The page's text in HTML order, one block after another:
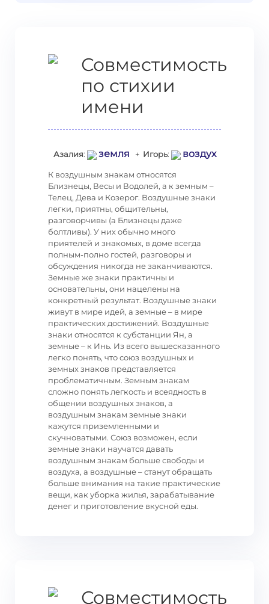
Совместимость
по стихии
имени
Азалия: земля + Игорь: воздух
К воздушным знакам относятся
Близнецы, Весы и Водолей, а к земным –
Телец, Дева и Козерог. Воздушные знаки
легки, приятны, общительны,
разговорчивы (а Близнецы даже
болтливы). У них обычно много
приятелей и знакомых, в доме всегда
полным-полно гостей, разговоры и
обсуждения никогда не заканчиваются.
Земные же знаки практичны и
основательны, они нацелены на
конкретный результат. Воздушные знаки
живут в мире идей, а земные – в мире
практических достижений. Воздушные
знаки относятся к субстанции Ян, а
земные – к Инь. Из всего вышесказанного
легко понять, что союз воздушных и
земных знаков представляется
проблематичным. Земным знакам
сложно понять легкость и всеядность в
общении воздушных знаков, а
воздушным знакам земные знаки
кажутся приземленными и
скучноватыми. Союз возможен, если
земные знаки научатся давать
воздушным знакам больше свободы и
воздуха, а воздушные – станут обращать
больше внимания на такие практические
вещи, как уборка жилья, зарабатывание
денег и приготовление вкусной еды.
Совместимость